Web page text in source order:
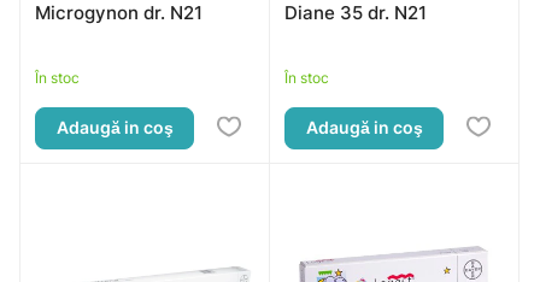
Microgynon dr. N21
În stoc
Adaugă in coş
Diane 35 dr. N21
În stoc
Adaugă in coş